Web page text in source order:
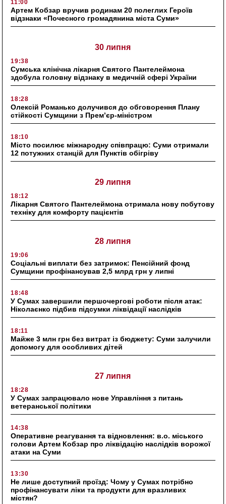
11:00
Артем Кобзар вручив родинам 20 полеглих Героїв
відзнаки «Почесного громадянина міста Суми»
30 липня
19:38
Сумська клінічна лікарня Святого Пантелеймона
здобула головну відзнаку в медичній сфері України
18:28
Олексій Романько долучився до обговорення Плану
стійкості Сумщини з Прем’єр-міністром
18:10
Місто посилює міжнародну співпрацю: Суми отримали
12 потужних станцій для Пунктів обігріву
29 липня
18:12
Лікарня Святого Пантелеймона отримала нову побутову
техніку для комфорту пацієнтів
28 липня
19:06
Соціальні виплати без затримок: Пенсійний фонд
Сумщини профінансував 2,5 млрд грн у липні
18:48
У Сумах завершили першочергові роботи після атак:
Ніколаєнко підбив підсумки ліквідації наслідків
18:11
Майже 3 млн грн без витрат із бюджету: Суми залучили
допомогу для особливих дітей
27 липня
18:28
У Сумах запрацювало нове Управління з питань
ветеранської політики
14:38
Оперативне реагування та відновлення: в.о. міського
голови Артем Кобзар про ліквідацію наслідків ворожої
атаки на Суми
13:30
Не лише доступний проїзд: Чому у Сумах потрібно
профінансувати ліки та продукти для вразливих
містян?